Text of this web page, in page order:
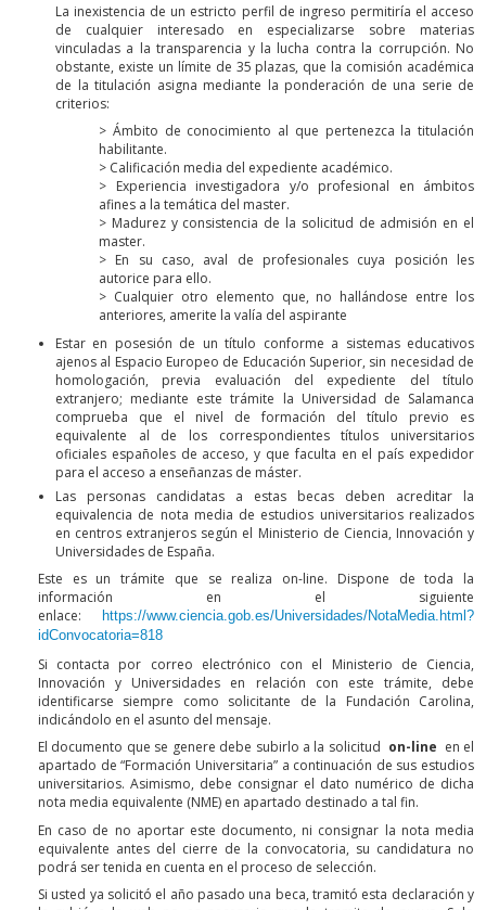
La inexistencia de un estricto perfil de ingreso permitiría el acceso
de cualquier interesado en especializarse sobre materias
vinculadas a la transparencia y la lucha contra la corrupción. No
obstante, existe un límite de 35 plazas, que la comisión académica
de la titulación asigna mediante la ponderación de una serie de
criterios:
> Ámbito de conocimiento al que pertenezca la titulación
habilitante.
> Calificación media del expediente académico.
> Experiencia investigadora y/o profesional en ámbitos
afines a la temática del master.
> Madurez y consistencia de la solicitud de admisión en el
master.
> En su caso, aval de profesionales cuya posición les
autorice para ello.
> Cualquier otro elemento que, no hallándose entre los
anteriores, amerite la valía del aspirante
Estar en posesión de un título conforme a sistemas educativos
ajenos al Espacio Europeo de Educación Superior, sin necesidad de
homologación, previa evaluación del expediente del título
extranjero; mediante este trámite la Universidad de Salamanca
comprueba que el nivel de formación del título previo es
equivalente al de los correspondientes títulos universitarios
oficiales españoles de acceso, y que faculta en el país expedidor
para el acceso a enseñanzas de máster.
Las personas candidatas a estas becas deben acreditar la
equivalencia de nota media de estudios universitarios realizados
en centros extranjeros según el Ministerio de Ciencia, Innovación y
Universidades de España.
Este es un trámite que se realiza on-line. Dispone de toda la
información en el siguiente
enlace:
https://www.ciencia.gob.es/Universidades/NotaMedia.html?
idConvocatoria=818
Si contacta por correo electrónico con el Ministerio de Ciencia,
Innovación y Universidades en relación con este trámite, debe
identificarse siempre como solicitante de la Fundación Carolina,
indicándolo en el asunto del mensaje.
El documento que se genere debe subirlo a la solicitud on-line en el
apartado de “Formación Universitaria” a continuación de sus estudios
universitarios. Asimismo, debe consignar el dato numérico de dicha
nota media equivalente (NME) en apartado destinado a tal fin.
En caso de no aportar este documento, ni consignar la nota media
equivalente antes del cierre de la convocatoria, su candidatura no
podrá ser tenida en cuenta en el proceso de selección.
Si usted ya solicitó el año pasado una beca, tramitó esta declaración y